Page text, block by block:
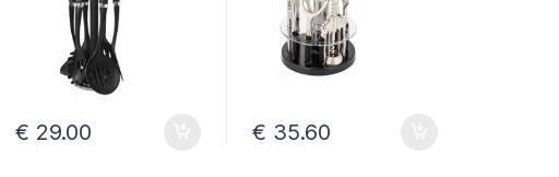
€ 29.00 € 35.60